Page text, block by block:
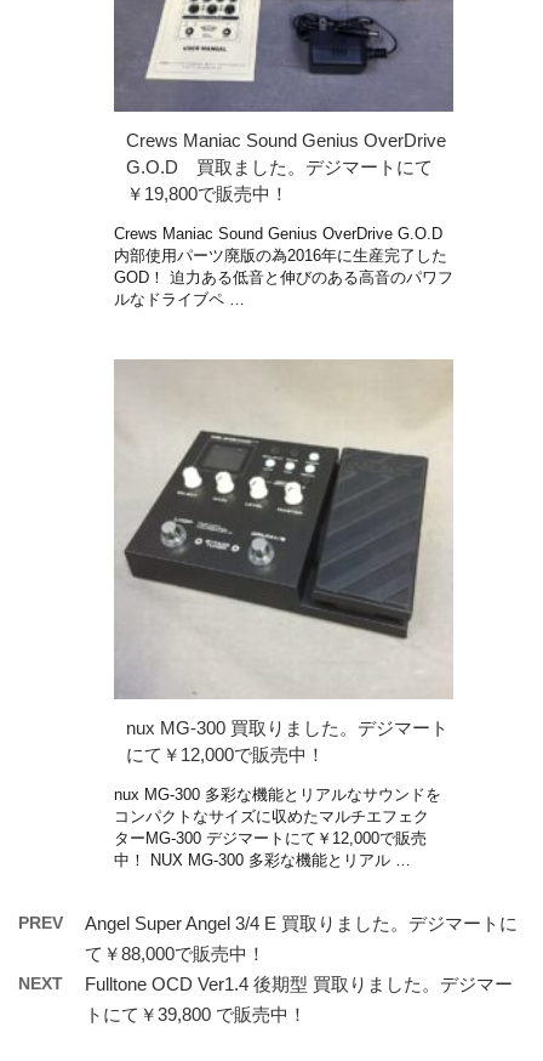
Crews Maniac Sound Genius OverDrive
G.O.D 買取ました。デジマートにて
￥19,800で販売中！
Crews Maniac Sound Genius OverDrive G.O.D
内部使用パーツ廃版の為2016年に生産完了した
GOD！ 迫力ある低音と伸びのある高音のパワフ
ルなドライブペ …
nux MG-300 買取りました。デジマート
にて￥12,000で販売中！
nux MG-300 多彩な機能とリアルなサウンドを
コンパクトなサイズに収めたマルチエフェク
ターMG-300 デジマートにて￥12,000で販売
中！ NUX MG-300 多彩な機能とリアル …
PREV
Angel Super Angel 3/4 E 買取りました。デジマートに
て￥88,000で販売中！
NEXT
Fulltone OCD Ver1.4 後期型 買取りました。デジマー
トにて￥39,800 で販売中！